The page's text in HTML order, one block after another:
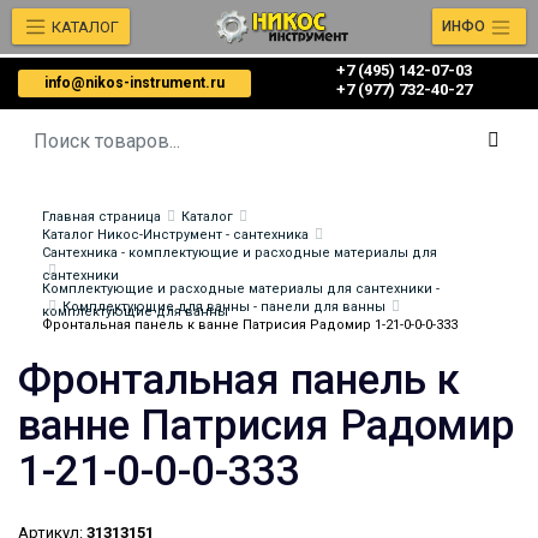
info@nikos-instrument.ru
+7 (495) 142-07-03
‎‎+7 (977) 732-40-27
КАТАЛОГ ИНФО
Главная страница
Каталог
Каталог Никос-Инструмент - сантехника
Сантехника - комплектующие и расходные материалы для
сантехники
Комплектующие и расходные материалы для сантехники -
комплектующие для ванны
Комплектующие для ванны - панели для ванны
Фронтальная панель к ванне Патрисия Радомир 1-21-0-0-0-333
Фронтальная панель к
ванне Патрисия Радомир
1-21-0-0-0-333
Артикул: 31313151